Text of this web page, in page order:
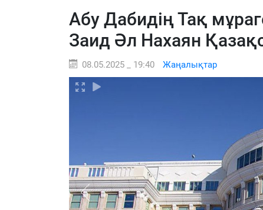
Абу Дабидің Тақ
Заид Әл Нахаян
08.05.2025 _ 19:40 Жаңалықтар